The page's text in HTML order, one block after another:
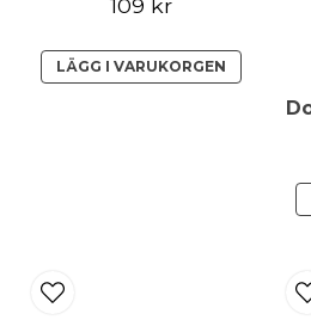
109 kr
LÄGG I VARUKORGEN